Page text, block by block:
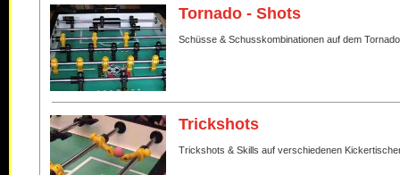
Tornado - Shots
Schüsse & Schusskombinationen auf dem
Trickshots
Trickshots & Skills auf verschiedenen